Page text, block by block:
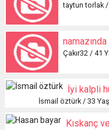
taytun torlak
Çakır32 / 41
İsmail öztürk / 33
Kıskanç